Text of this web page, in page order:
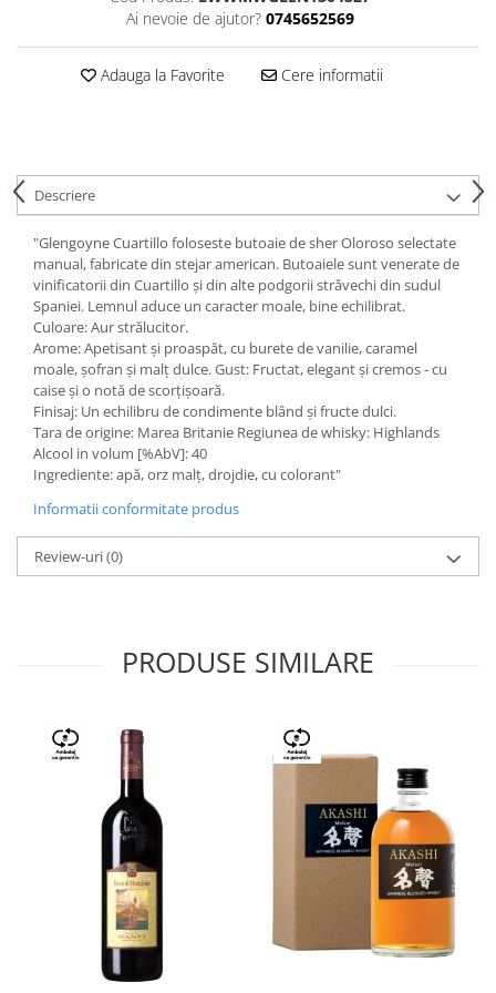
Ai nevoie de ajutor? 0745652569
Adauga la Favorite Cere informatii
Descriere
"Glengoyne Cuartillo foloseste butoaie de sher Oloroso selectate
manual, fabricate din stejar american. Butoaiele sunt venerate de
vinificatorii din Cuartillo și din alte podgorii străvechi din sudul
Spaniei. Lemnul aduce un caracter moale, bine echilibrat.
Culoare: Aur strălucitor.
Arome: Apetisant și proaspăt, cu burete de vanilie, caramel
moale, șofran și malț dulce. Gust: Fructat, elegant și cremos - cu
caise și o notă de scorțișoară.
Finisaj: Un echilibru de condimente blând și fructe dulci.
Tara de origine: Marea Britanie Regiunea de whisky: Highlands
Alcool in volum [%AbV]: 40
Ingrediente: apă, orz malț, drojdie, cu colorant"
Informatii conformitate produs
Review-uri(0)
PRODUSE SIMILARE